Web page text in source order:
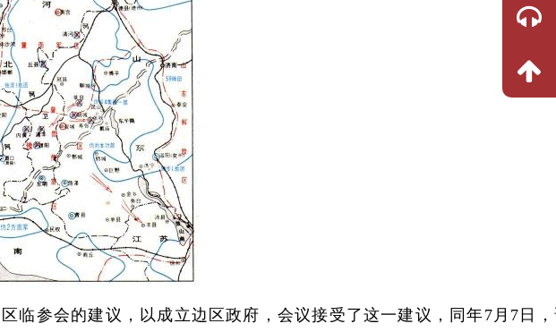
参会的建议，以成立边区政府，会议接受了这一建议，同年7月7日